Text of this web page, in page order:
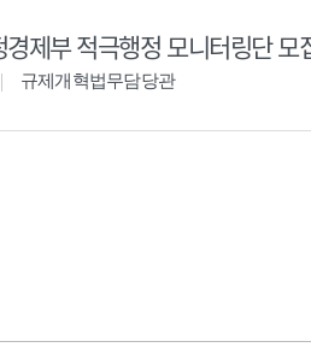
제부 적극행정 모니터링단 모
규제개혁법무담당관